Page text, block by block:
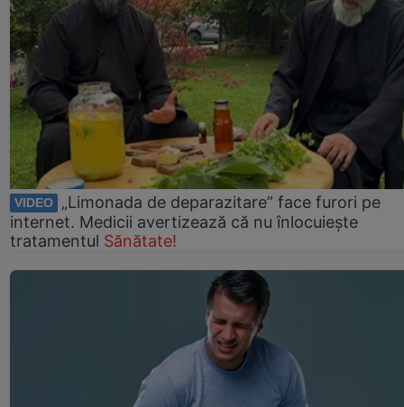
VIDEO
„Limonada de deparazitare” face furori pe
internet. Medicii avertizează că nu înlocuiește
tratamentul Sănătate!